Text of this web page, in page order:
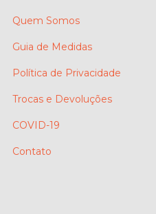
Quem Somos
Guia de Medidas
Política de Privacidade
Trocas e Devoluções
COVID-19
Contato